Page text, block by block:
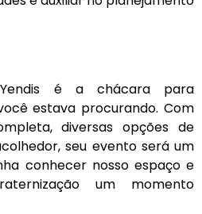
é a chácara para
estava procurando. Com
diversas opções de
seu evento será um
conhecer nosso espaço e
um momento